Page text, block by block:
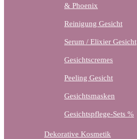
& Phoenix
Reinigung Gesicht
Serum / Elixier Gesicht
Gesichtscremes
Peeling Gesicht
Gesichtsmasken
Gesichtspflege-Sets %
Dekorative Kosmetik